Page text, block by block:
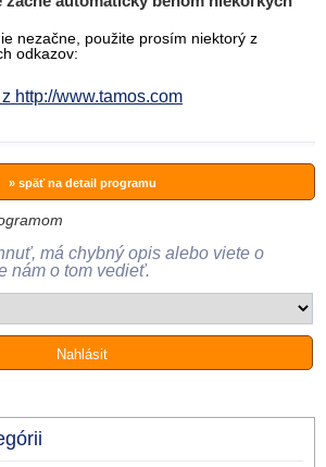
nezačne, použite prosím niektorý z
odkazov:
http://www.tamos.com
» späť na detail programu
má chybný opis alebo viete o
nám o tom vedieť.